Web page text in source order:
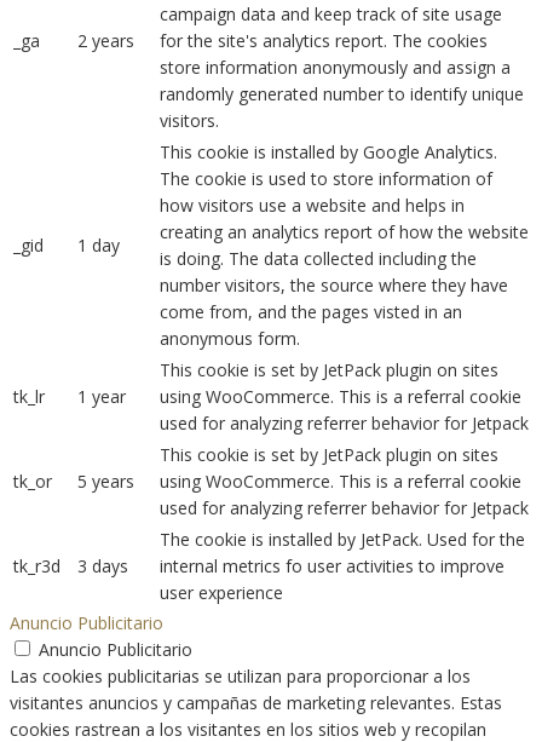
_ga 2 years
campaign data and keep track of site usage
for the site's analytics report. The cookies
store information anonymously and assign a
randomly generated number to identify unique
visitors.
_gid 1 day
This cookie is installed by Google Analytics.
The cookie is used to store information of
how visitors use a website and helps in
creating an analytics report of how the website
is doing. The data collected including the
number visitors, the source where they have
come from, and the pages visted in an
anonymous form.
tk_lr 1 year
This cookie is set by JetPack plugin on sites
using WooCommerce. This is a referral cookie
used for analyzing referrer behavior for Jetpack
tk_or 5 years
This cookie is set by JetPack plugin on sites
using WooCommerce. This is a referral cookie
used for analyzing referrer behavior for Jetpack
tk_r3d 3 days
The cookie is installed by JetPack. Used for the
internal metrics fo user activities to improve
user experience
Anuncio Publicitario
Anuncio Publicitario
Las cookies publicitarias se utilizan para proporcionar a los
visitantes anuncios y campañas de marketing relevantes. Estas
cookies rastrean a los visitantes en los sitios web y recopilan